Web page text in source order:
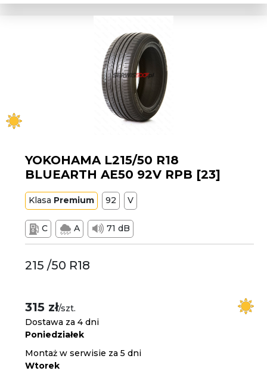
YOKOHAMA L215/50 R18
BLUEARTH AE50 92V RPB [23]
Klasa Premium 92 V
C A 71 dB
215 /50 R18
315 zł/szt.
Dostawa za 4 dni
Poniedziałek
Montaż w serwisie za 5 dni
Wtorek